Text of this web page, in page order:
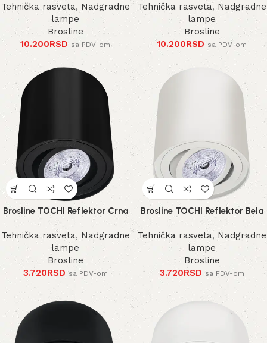
Tehnička rasveta, Nadgradne
lampe
Brosline
10.200RSD sa PDV-om
Tehnička rasveta, Nadgradne
lampe
Brosline
10.200RSD sa PDV-om
Brosline TOCHI Reflektor Crna
Tehnička rasveta, Nadgradne
lampe
Brosline
3.720RSD sa PDV-om
Brosline TOCHI Reflektor Bela
Tehnička rasveta, Nadgradne
lampe
Brosline
3.720RSD sa PDV-om